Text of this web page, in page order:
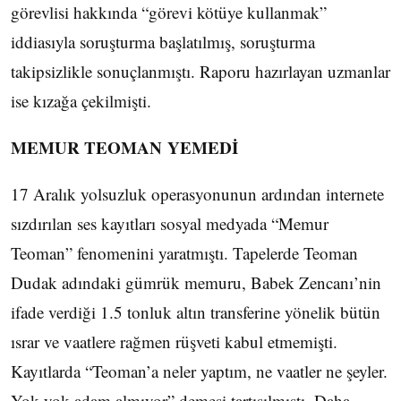
görevlisi hakkında “görevi kötüye kullanmak”
iddiasıyla soruşturma başlatılmış, soruşturma
takipsizlikle sonuçlanmıştı. Raporu hazırlayan uzmanlar
ise kızağa çekilmişti.
MEMUR TEOMAN YEMEDİ
17 Aralık yolsuzluk operasyonunun ardından internete
sızdırılan ses kayıtları sosyal medyada “Memur
Teoman” fenomenini yaratmıştı. Tapelerde Teoman
Dudak adındaki gümrük memuru, Babek Zencanı’nin
ifade verdiği 1.5 tonluk altın transferine yönelik bütün
ısrar ve vaatlere rağmen rüşveti kabul etmemişti.
Kayıtlarda “Teoman’a neler yaptım, ne vaatler ne şeyler.